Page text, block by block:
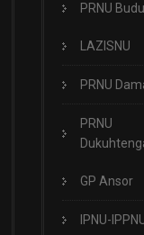
PRNU
LAZISNU
PRNU
PRNU
GP Ansor
IPNU-